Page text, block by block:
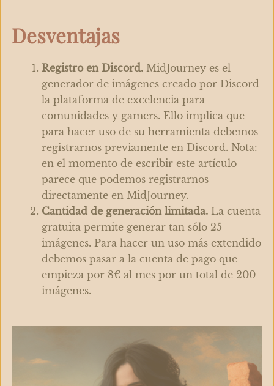
Desventajas
Registro en Discord.MidJourney es el
generador de imágenes creado por Discord
la plataforma de excelencia para
comunidades y gamers. Ello implica que
para hacer uso de su herramienta debemos
registrarnos previamente en Discord. Nota:
en el momento de escribir este artículo
parece que podemos registrarnos
directamente en MidJourney.
Cantidad de generación limitada. La cuenta
gratuita permite generar tan sólo 25
imágenes. Para hacer un uso más extendido
debemos pasar a la cuenta de pago que
empieza por 8€ al mes por un total de 200
imágenes.